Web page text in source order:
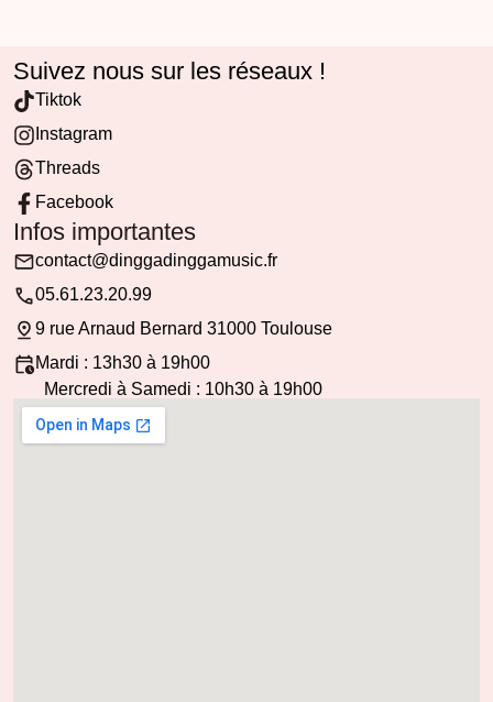
Suivez nous sur les réseaux !
Tiktok
Instagram
Threads
Facebook
Infos importantes
contact@dinggadinggamusic.fr
05.61.23.20.99
9 rue Arnaud Bernard 31000 Toulouse
Mardi : 13h30 à 19h00
Mercredi à Samedi : 10h30 à 19h00